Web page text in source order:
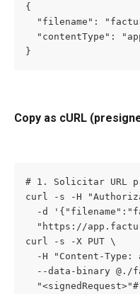
{
"filename":
"contentType":
}
Copy as cURL
# 1. Solicitar URL
curl -s -H
-d
"https://
curl -s -X PUT \
-H "Content-Type:
--data-binary @./